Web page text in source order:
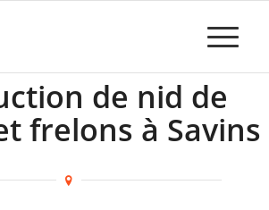
de nid de
frelons à Savins